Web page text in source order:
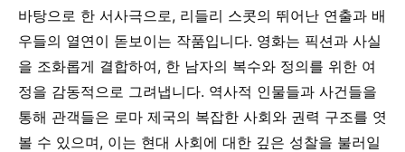
바탕으로 한 서사극으로, 리들리 스콧의 뛰어난 연출과 배
우들의 열연이 돋보이는 작품입니다. 영화는 픽션과 사실
을 조화롭게 결합하여, 한 남자의 복수와 정의를 위한 여
정을 감동적으로 그려냅니다. 역사적 인물들과 사건들을
통해 관객들은 로마 제국의 복잡한 사회와 권력 구조를 엿
볼 수 있으며, 이는 현대 사회에 대한 깊은 성찰을 불러일